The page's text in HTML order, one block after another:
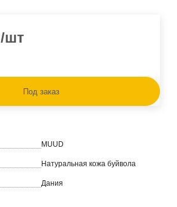
/шт
Под заказ
MUUD
Натуральная кожа буйвола
Дания